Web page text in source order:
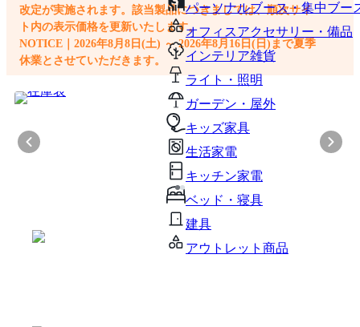
パーソナルブース・集中ブー
オフィスアクセサリー・備品
インテリア雑貨
ライト・照明
ガーデン・屋外
キッズ家具
生活家電
キッチン家電
ベッド・寝具
建具
アウトレット商品
改定が実施されます。該当製品につきましては、順次サイ
ト内の表示価格を更新いたします。
NOTICE｜2026年8月8日(土) ～ 2026年8月16日(日)まで夏季
休業とさせていただきます。